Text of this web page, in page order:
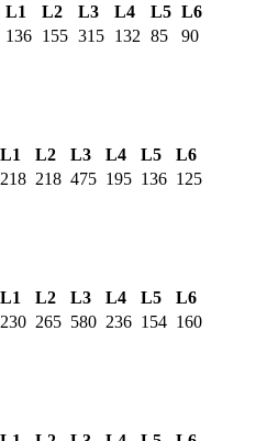
L1 L2 L3 L4 L5 L6
136 155 315 132 85 90
L1 L2 L3 L4 L5
L6
218 218 475 195 136 125
L1 L2 L3 L4 L5
L6
230 265 580 236 154 160